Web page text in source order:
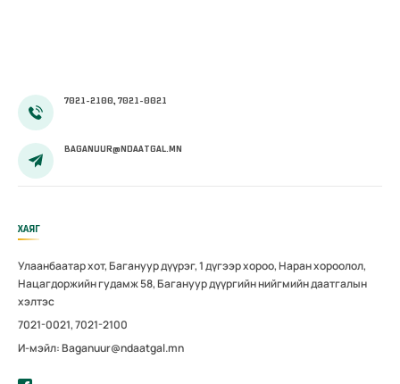
7021-2100, 7021-0021
BAGANUUR@NDAATGAL.MN
ХАЯГ
Улаанбаатар хот, Багануур дүүрэг, 1 дүгээр хороо, Наран хороолол,
Нацагдоржийн гудамж 58, Багануур дүүргийн нийгмийн даатгалын
хэлтэс
7021-0021, 7021-2100
И-мэйл: Baganuur@ndaatgal.mn